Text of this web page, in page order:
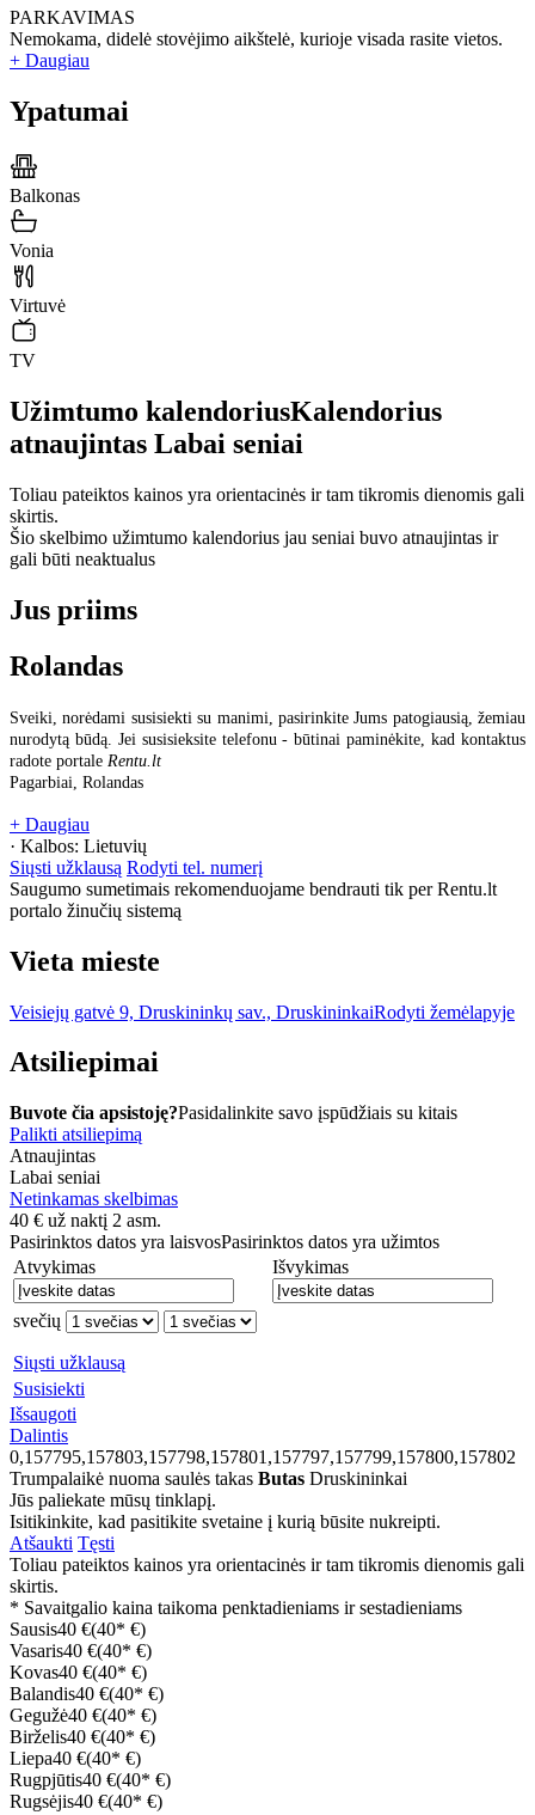
PARKAVIMAS
Nemokama, didelė stovėjimo aikštelė, kurioje visada rasite vietos.
+ Daugiau
Ypatumai
Balkonas
Vonia
Virtuvė
TV
Užimtumo kalendoriusKalendorius
atnaujintas Labai seniai
Toliau pateiktos kainos yra orientacinės ir tam tikromis dienomis gali
skirtis.
Šio skelbimo užimtumo kalendorius jau seniai buvo atnaujintas ir
gali būti neaktualus
Jus priims
Rolandas
Sveiki, norėdami susisiekti su manimi, pasirinkite Jums patogiausią, žemiau
nurodytą būdą. Jei susisieksite telefonu - būtinai paminėkite, kad kontaktus
radote portale Rentu.lt
Pagarbiai, Rolandas
+ Daugiau
· Kalbos: Lietuvių
Siųsti užklausą Rodyti tel. numerį
Saugumo sumetimais rekomenduojame bendrauti tik per Rentu.lt
portalo žinučių sistemą
Vieta mieste
Veisiejų gatvė 9, Druskininkų sav., DruskininkaiRodyti žemėlapyje
Atsiliepimai
Buvote čia apsistoję?Pasidalinkite savo įspūdžiais su kitais
Palikti atsiliepimą
Atnaujintas
Labai seniai
Netinkamas skelbimas
40 € už naktį 2 asm.
Pasirinktos datos yra laisvosPasirinktos datos yra užimtos
Atvykimas
Išvykimas
svečių
Siųsti užklausą
Susisiekti
Išsaugoti
Dalintis
0,157795,157803,157798,157801,157797,157799,157800,157802
Trumpalaikė nuoma saulės takas Butas Druskininkai
Jūs paliekate mūsų tinklapį.
Isitikinkite, kad pasitikite svetaine į kurią būsite nukreipti.
Atšaukti Tęsti
Toliau pateiktos kainos yra orientacinės ir tam tikromis dienomis gali
skirtis.
* Savaitgalio kaina taikoma penktadieniams ir sestadieniams
Sausis40 €(40* €)
Vasaris40 €(40* €)
Kovas40 €(40* €)
Balandis40 €(40* €)
Gegužė40 €(40* €)
Birželis40 €(40* €)
Liepa40 €(40* €)
Rugpjūtis40 €(40* €)
Rugsėjis40 €(40* €)